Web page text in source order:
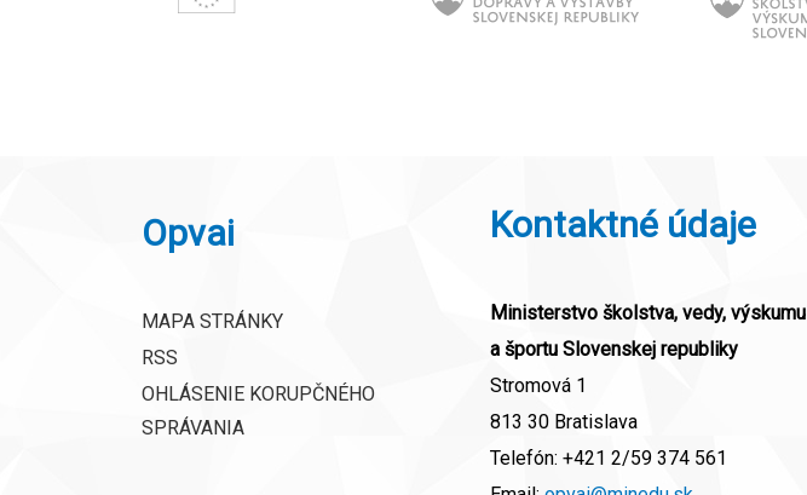
Opvai
MAPA STRÁNKY
RSS
OHLÁSENIE KORUPČNÉHO
SPRÁVANIA
Kontaktné údaje
Ministerstvo školstva, vedy, výskumu
a športu Slovenskej republiky
Stromová 1
813 30 Bratislava
Telefón: +421 2/59 374 561